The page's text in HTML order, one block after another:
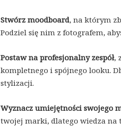
Stwórz moodboard, na którym
Podziel się nim z fotografem,
Postaw na profesjonalny zespół,
kompletnego i spójnego looku.
stylizacji.
Wyznacz umiejętności swojego
twojej marki, dlatego wiedza na